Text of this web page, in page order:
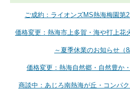
ご成約：ライオンズMS熱海梅園第2
価格変更：熱海市上多賀・海や打上花
～夏季休業のお知らせ（
価格変更：熱海自然郷・自然豊か
商談中：あじろ南熱海が丘・コンパク